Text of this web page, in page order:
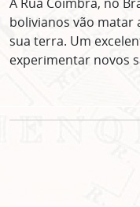
A Rua Coimbra, no
bolivianos vão matar
sua terra. Um
experimentar novos